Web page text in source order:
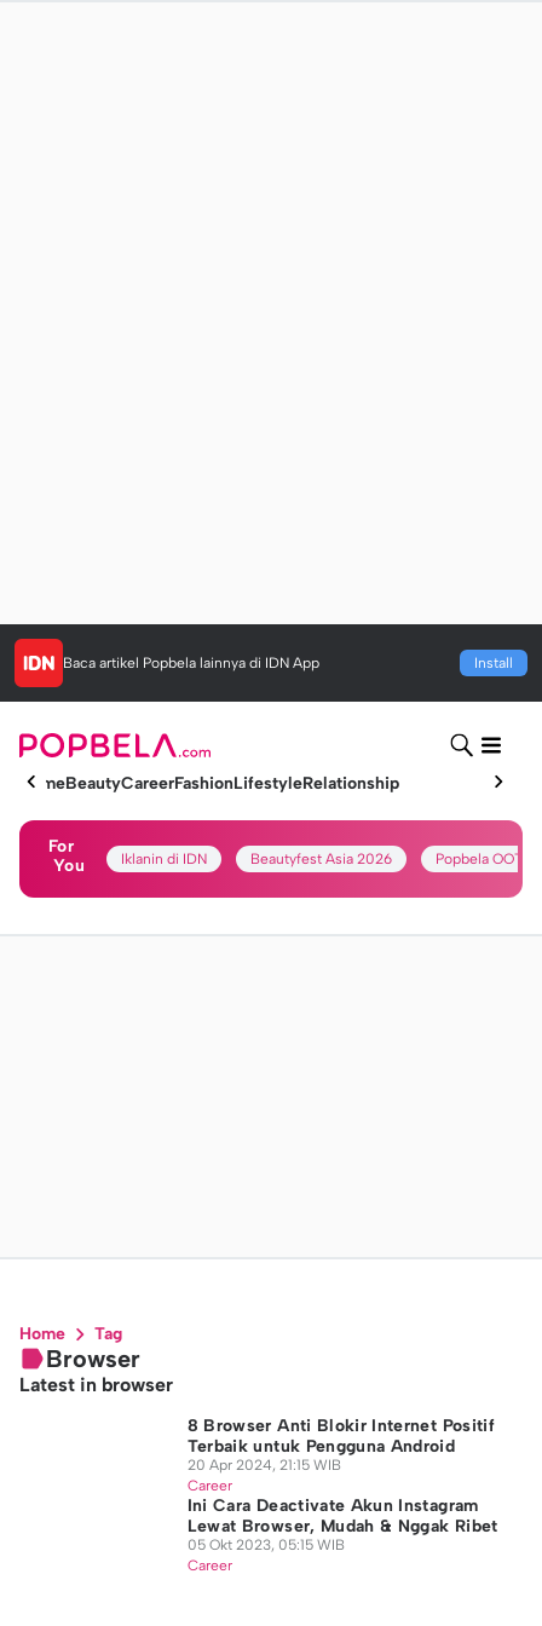
Baca artikel Popbela lainnya di IDN App Install
HomeBeautyCareerFashionLifestyleRelationship
For
You
Iklanin di IDN Beautyfest Asia 2026 Popbela OOTD
Home Tag
Browser
Latest in browser
8 Browser Anti Blokir Internet Positif
Terbaik untuk Pengguna Android
20 Apr 2024, 21:15 WIB
Career
Ini Cara Deactivate Akun Instagram
Lewat Browser, Mudah & Nggak Ribet
05 Okt 2023, 05:15 WIB
Career